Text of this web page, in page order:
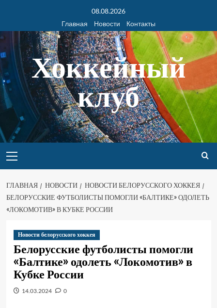
08.08.2026
Главная
Новости Контакты
Хоккейный
клуб
ГЛАВНАЯ НОВОСТИ
НОВОСТИ БЕЛОРУССКОГО ХОККЕЯ
БЕЛОРУССКИЕ ФУТБОЛИСТЫ ПОМОГЛИ «БАЛТИКЕ» ОДОЛЕТЬ
«ЛОКОМОТИВ» В КУБКЕ РОССИИ
Новости белорусского хоккея
Белорусские футболисты помогли
«Балтике» одолеть «Локомотив» в
Кубке России
14.03.2024 0